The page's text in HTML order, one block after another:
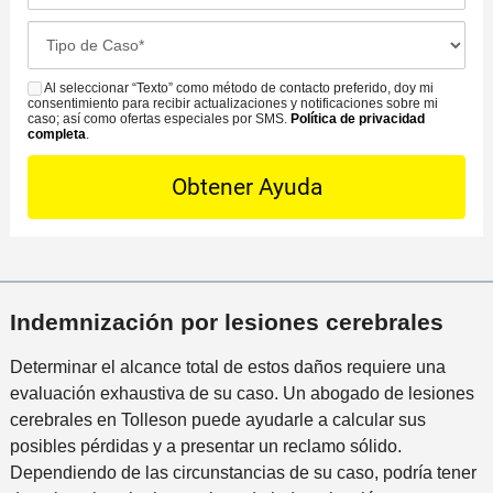
*
d
C
o
n
t
t
P
e
o
c
ó
n
d
e
i
e
n
t
e
o
i
c
i
n
e
c
a
n
a
a
s
e
D
e
a
*
S
M
S
Al seleccionar “Texto” como método de contacto preferido, doy mi
consentimiento para recibir actualizaciones y notificaciones sobre mi
caso; así como ofertas especiales por SMS. Política de privacidad
completa.
Indemnización por lesiones cerebrales
Determinar el alcance total de estos daños requiere una
evaluación exhaustiva de su caso. Un abogado de lesiones
cerebrales en Tolleson puede ayudarle a calcular sus
posibles pérdidas y a presentar un reclamo sólido.
Dependiendo de las circunstancias de su caso, podría tener